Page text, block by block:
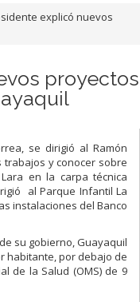
explicó nuevos
proyectos
se dirigió al Ramón
y conocer sobre
en la carpa técnica
al Parque Infantil La
instalaciones del Banco
su gobierno, Guayaquil
habitante, por debajo de
de la Salud (OMS) de 9